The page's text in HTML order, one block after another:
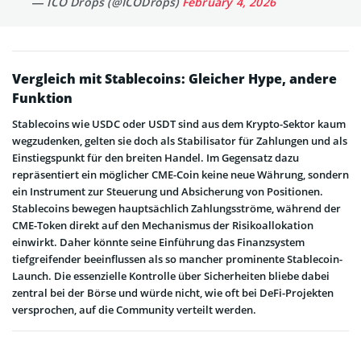
Vergleich mit Stablecoins: Gleicher Hype, andere
Funktion
Stablecoins wie USDC oder USDT sind aus dem Krypto-Sektor kaum
wegzudenken, gelten sie doch als Stabilisator für Zahlungen und als
Einstiegspunkt für den breiten Handel. Im Gegensatz dazu
repräsentiert ein möglicher CME-Coin keine neue Währung, sondern
ein Instrument zur Steuerung und Absicherung von Positionen.
Stablecoins bewegen hauptsächlich Zahlungsströme, während der
CME-Token direkt auf den Mechanismus der Risikoallokation
einwirkt. Daher könnte seine Einführung das Finanzsystem
tiefgreifender beeinflussen als so mancher prominente Stablecoin-
Launch. Die essenzielle Kontrolle über Sicherheiten bliebe dabei
zentral bei der Börse und würde nicht, wie oft bei DeFi-Projekten
versprochen, auf die Community verteilt werden.